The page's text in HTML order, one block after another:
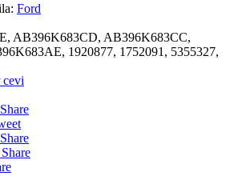
Ford
AB396K683CD, AB396K683CC,
1920877, 1752091, 5355327,
cevi
Share
Share
Share